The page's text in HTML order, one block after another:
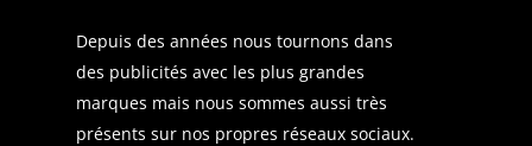
Depuis des années nous tournons dans
des publicités avec les plus grandes
marques mais nous sommes aussi très
présents sur nos propres réseaux sociaux.